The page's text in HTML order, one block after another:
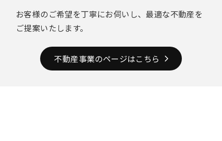
お客様のご希望を丁寧にお伺いし、最適な不動産を
ご提案いたします。
不動産事業のページはこちら